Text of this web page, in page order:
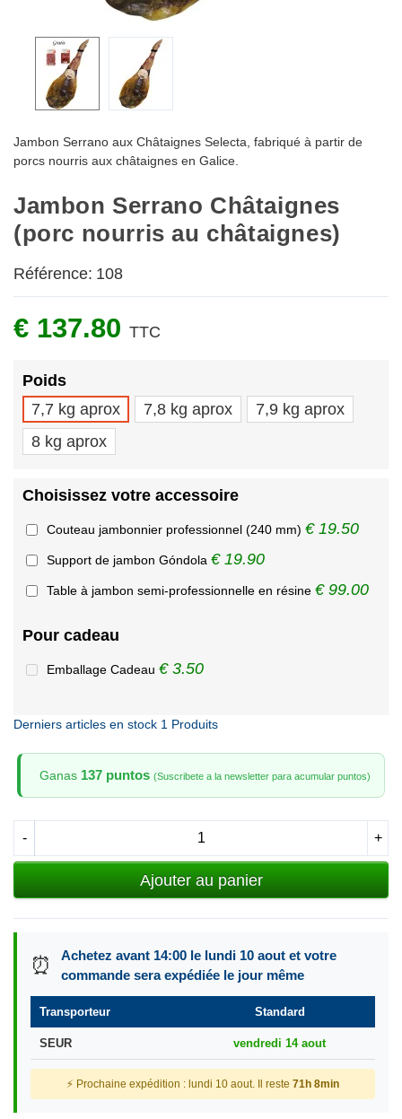
Jambon Serrano aux Châtaignes Selecta, fabriqué à partir de
porcs nourris aux châtaignes en Galice.
Jambon Serrano Châtaignes
(porc nourris au châtaignes)
Référence: 108
€ 137.80 TTC
Poids
7,7 kg aprox
7,8 kg aprox
7,9 kg aprox
8 kg aprox
Choisissez votre accessoire
Couteau jambonnier professionnel (240 mm) € 19.50
Support de jambon Góndola € 19.90
Table à jambon semi-professionnelle en résine € 99.00
Pour cadeau
Emballage Cadeau € 3.50
Derniers articles en stock 1 Produits
Ganas 137 puntos (Suscribete a la newsletter para acumular puntos)
- +
Ajouter au panier
⏰
Achetez avant 14:00 le lundi 10 aout et votre
commande sera expédiée le jour même
Transporteur Standard
SEUR vendredi 14 aout
⚡ Prochaine expédition : lundi 10 aout. Il reste 71h 8min